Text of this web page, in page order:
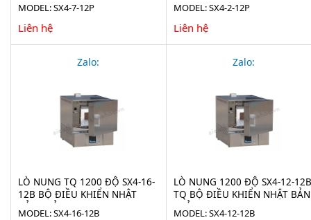
MODEL: SX4-7-12P
Liên hệ
MODEL: SX4-2-12P
Liên hệ
Zalo:
LÒ NUNG TQ 1200 ĐỘ SX4-16-
12B BỘ ĐIỀU KHIỂN NHẬT
BẢN - VỎ INOX
MODEL: SX4-16-12B
Zalo:
LÒ NUNG 1200 ĐỘ SX4-12-12B
TQ BỘ ĐIỀU KHIỂN NHẬT BẢN
- VỎ INOX
MODEL: SX4-12-12B